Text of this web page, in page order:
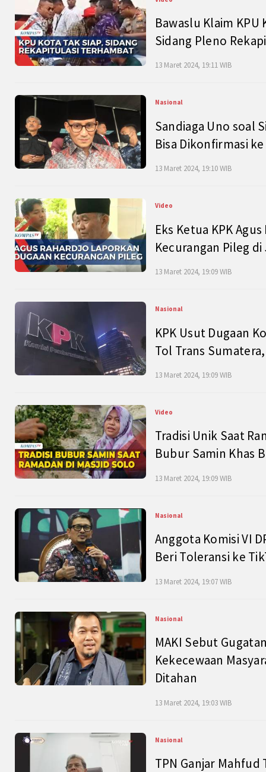
Bawaslu Klaim
Sidang Pleno
13 Maret 2024, 19:11 WIB
Nasional
Sandiaga Uno soal
Bisa Dikonfirmasi
13 Maret 2024, 19:10 WIB
Video
Eks Ketua KPK
Kecurangan Pileg
13 Maret 2024, 19:09 WIB
Nasional
KPK Usut Dugaan
Tol Trans
13 Maret 2024, 19:09 WIB
Video
Tradisi Unik Saat
Bubur Samin Khas
13 Maret 2024, 19:09 WIB
Nasional
Anggota Komisi VI
Beri Toleransi ke
13 Maret 2024, 19:07 WIB
Nasional
MAKI Sebut
Kekecewaan
Ditahan
13 Maret 2024, 19:03 WIB
Nasional
TPN Ganjar